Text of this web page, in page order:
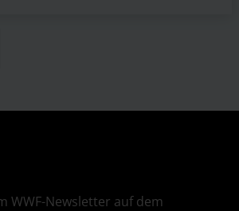
WWF-Newsletter auf dem